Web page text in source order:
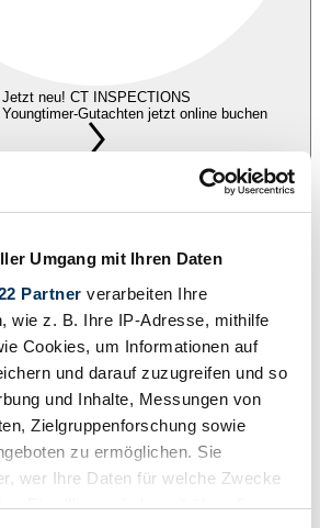
Umgang mit Ihren Daten
Partner verarbeiten Ihre
wie z. B. Ihre IP-Adresse, mithilfe
Cookies, um Informationen auf
und darauf zuzugreifen und so
und Inhalte, Messungen von
Zielgruppenforschung sowie
zu ermöglichen. Sie
wer Ihre Daten für welche Zwecke
Einwilligung jederzeit über die
Jetzt neu! CT INSPECTIONS
Gutachten jetzt online buchen